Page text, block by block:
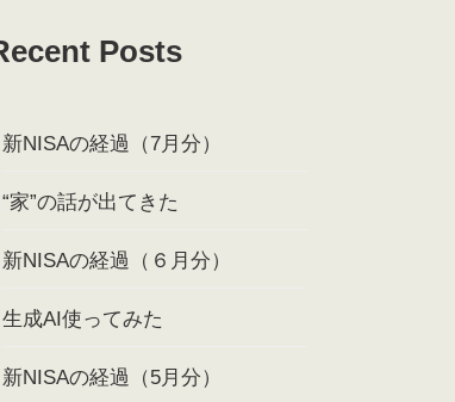
Posts
新NISAの経過（7月分）
“家”の話が出てきた
新NISAの経過（６月分）
生成AI使ってみた
新NISAの経過（5月分）